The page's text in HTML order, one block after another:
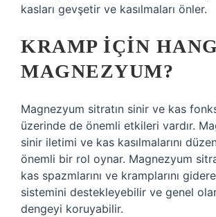
kasları gevşetir ve kasılmaları önler.
KRAMP IÇIN
MAGNEZYUM?
Magnezyum sitratın sinir ve kas
üzerinde de önemli etkileri vardır.
sinir iletimi ve kas kasılmalarını
önemli bir rol oynar. Magnezyum
kas spazmlarını ve kramplarını
sistemini destekleyebilir ve genel
dengeyi koruyabilir.